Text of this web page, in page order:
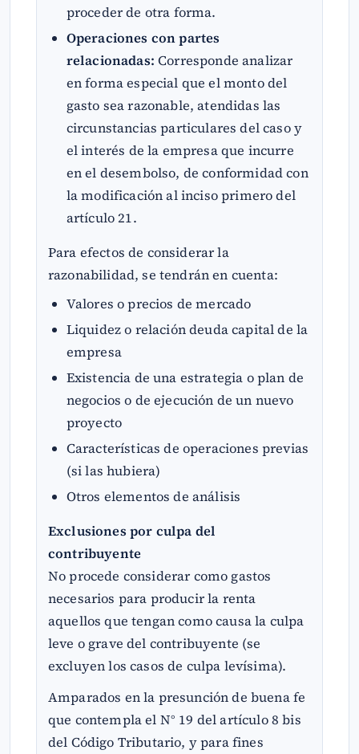
proceder de otra forma.
Operaciones con partes
relacionadas: Corresponde analizar
en forma especial que el monto del
gasto sea razonable, atendidas las
circunstancias particulares del caso y
el interés de la empresa que incurre
en el desembolso, de conformidad con
la modificación al inciso primero del
artículo 21.
Para efectos de considerar la
razonabilidad, se tendrán en cuenta:
Valores o precios de mercado
Liquidez o relación deuda capital de la
empresa
Existencia de una estrategia o plan de
negocios o de ejecución de un nuevo
proyecto
Características de operaciones previas
(si las hubiera)
Otros elementos de análisis
Exclusiones por culpa del
contribuyente
No procede considerar como gastos
necesarios para producir la renta
aquellos que tengan como causa la culpa
leve o grave del contribuyente (se
excluyen los casos de culpa levísima).
Amparados en la presunción de buena fe
que contempla el N° 19 del artículo 8 bis
del Código Tributario, y para fines